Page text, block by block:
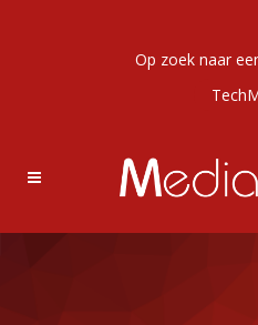
Op zoek naar